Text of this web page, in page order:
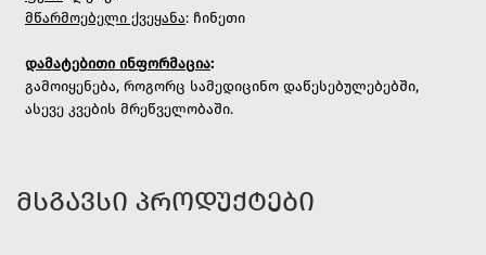
მწარმოებელი ქვეყანა: ჩინეთი
დამატებითი ინფორმაცია:
გამოიყენება, როგორც სამედიცინო დაწესებულებებში,
ასევე კვების მრეწველობაში.
ᲛᲡᲒᲐᲕᲡᲘ ᲞᲠᲝᲓᲣᲥᲢᲔᲑᲘ